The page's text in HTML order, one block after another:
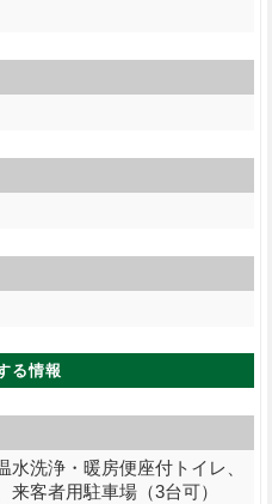
る情報
洗浄・暖房便座付トイレ、
客者用駐車場（3台可）